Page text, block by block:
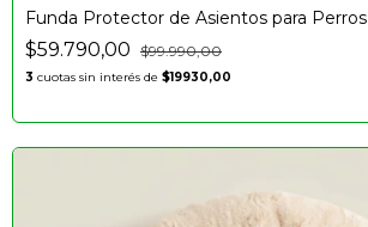
Funda Protector de Asientos para Perros
$59.790,00 $99.990,00
3 cuotas sin interés de $19930,00